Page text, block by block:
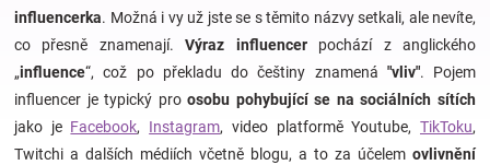
výbava
Hračky
a
influencerka. Možná i vy už jste se s těmito názvy setkali, ale nevíte,
co přesně znamenají.Výraz influencerpochází z anglického
„influence“, což po překladu do češtiny znamená "vliv". Pojem
influencer je typický proosobu pohybující se na sociálních sítích
jako je Facebook, Instagram, video platformě Youtube,TikToku,
Twitchi a dalších médiích včetně blogu, a to za účelem ovlivnění